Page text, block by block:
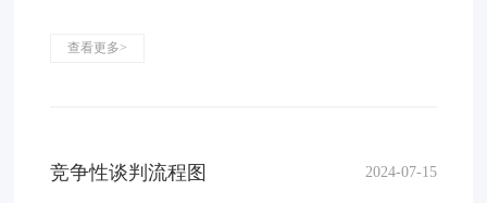
查看更多>
竞争性谈判流程图 2024-07-15